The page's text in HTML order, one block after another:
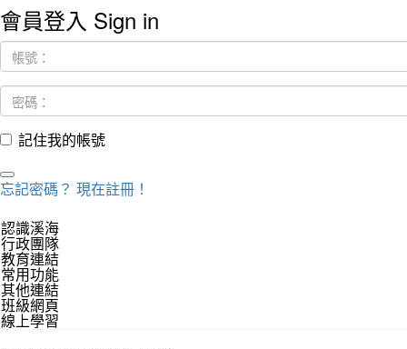
會員登入 Sign in
記住我的帳號
忘記密碼？ 現在註冊！
認識溪海
行政團隊
教育連結
常用功能
其他連結
班級網頁
線上學習